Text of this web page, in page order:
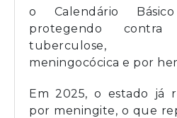
o Calendário
protegendo
tuberculose,
meningocócica e por
Em 2025, o estado já
por meningite, o que